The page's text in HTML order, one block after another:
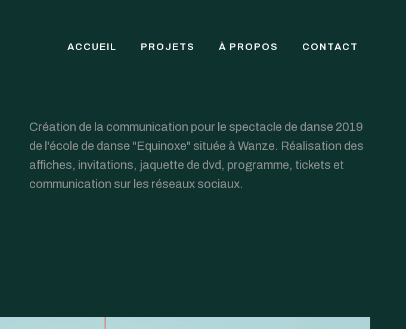
ACCUEIL PROJETS À PROPOS CONTACT
Création de la communication pour le spectacle de danse 2019
de l'école de danse "Equinoxe" située à Wanze. Réalisation des
affiches, invitations, jaquette de dvd, programme, tickets et
communication sur les réseaux sociaux.